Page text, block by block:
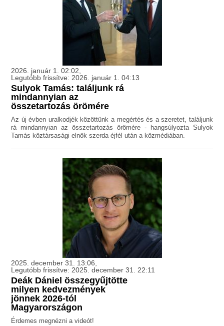
2026. január 1. 02:02,
Legutóbb frissítve: 2026. január 1. 04:13
Sulyok Tamás: találjunk rá
mindannyian az
összetartozás örömére
Az új évben uralkodjék közöttünk a megértés és a szeretet, találjunk
rá mindannyian az összetartozás örömére - hangsúlyozta Sulyok
Tamás köztársasági elnök szerda éjfél után a közmédiában.
2025. december 31. 13:06,
Legutóbb frissítve: 2025. december 31. 22:11
Deák Dániel összegyűjtötte
milyen kedvezmények
jönnek 2026-tól
Magyarországon
Érdemes megnézni a videót!